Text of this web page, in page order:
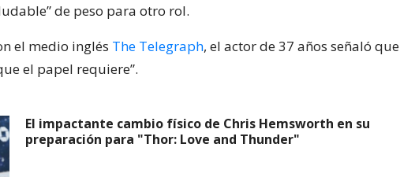
de peso para otro rol.
el medio inglés The Telegraph, el actor de 37 años señaló que
el papel requiere”.
El impactante cambio físico de Chris Hemsworth en su
preparación para "Thor: Love and Thunder"